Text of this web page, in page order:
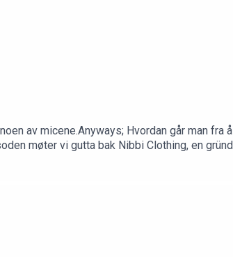
av micene.Anyways; Hvordan går man fra
møter vi gutta bak Nibbi Clothing⁠, en
og stor gjennomføringsevne. Nå satser
som skal til når de nå har høye ambisjoner